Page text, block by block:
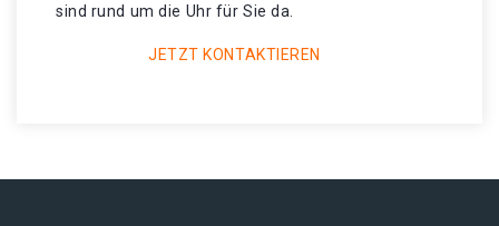
sind rund um die Uhr für Sie da.
JETZT KONTAKTIEREN